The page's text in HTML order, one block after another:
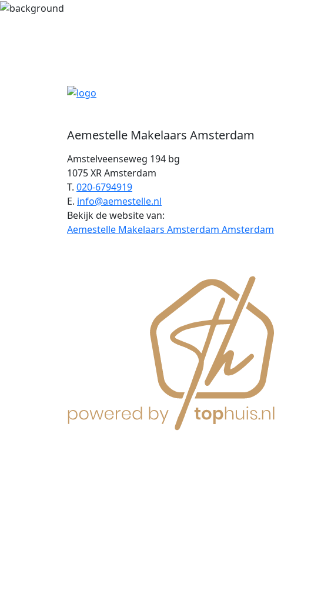
Aemestelle Makelaars Amsterdam
Amstelveenseweg 194 bg
1075 XR Amsterdam
T. 020-6794919
E. info@aemestelle.nl
Bekijk de website van:
Aemestelle Makelaars Amsterdam Amsterdam